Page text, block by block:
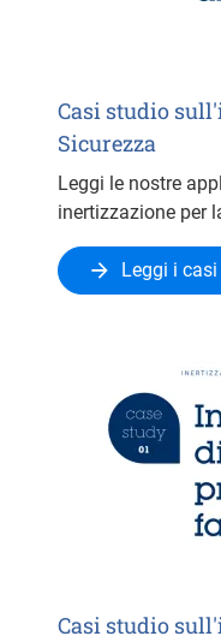
Casi studio
Sicurezza
Leggi le nostre
inertizzazione per
Leggi i
Casi studio